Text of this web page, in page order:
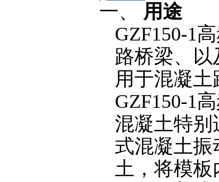
一、 用途
GZF150-1
路桥梁、
用于混凝
GZF150-1
混凝土特
式混凝土振
土，将模板